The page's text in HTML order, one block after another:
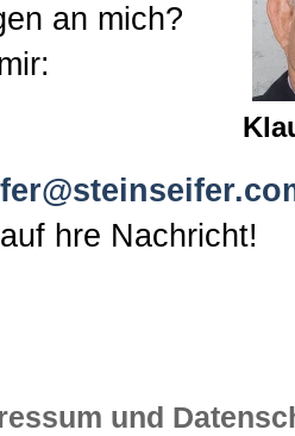
an mich?
hre Nachricht!
und